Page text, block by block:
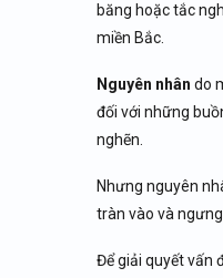
băng hoặc tắc
miền Bắc.
Nguyên nhân do
đối với những
nghẽn.
Nhưng nguyên
tràn vào và
Để giải quyết vấn